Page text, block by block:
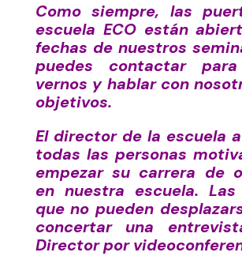
Como siempre, las
escuela ECO están
fechas de nuestros
puedes contactar
vernos y hablar con
objetivos.
El director de la escuela
todas las personas
empezar su carrera de
en nuestra escuela. Las
que no pueden
concertar una
Director por